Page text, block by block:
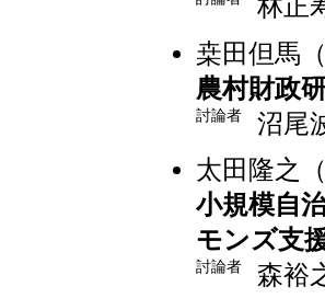
林正
桒田但馬
農村財政
討論者
沼尾
太田隆之
小規模自
モンズ支
討論者
森裕